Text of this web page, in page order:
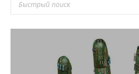
товаров